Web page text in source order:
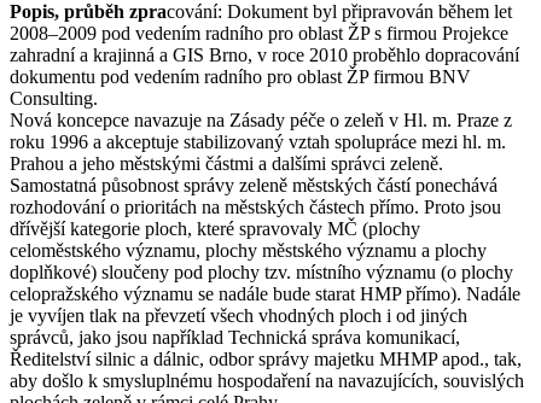
Popis, průběh zpracování: Dokument byl připravován během let
2008–2009 pod vedením radního pro oblast ŽP s firmou Projekce
zahradní a krajinná a GIS Brno, v roce 2010 proběhlo dopracování
dokumentu pod vedením radního pro oblast ŽP firmou BNV
Consulting.
Nová koncepce navazuje na Zásady péče o zeleň v Hl. m. Praze z
roku 1996 a akceptuje stabilizovaný vztah spolupráce mezi hl. m.
Prahou a jeho městskými částmi a dalšími správci zeleně.
Samostatná působnost správy zeleně městských částí ponechává
rozhodování o prioritách na městských částech přímo. Proto jsou
dřívější kategorie ploch, které spravovaly MČ (plochy
celoměstského významu, plochy městského významu a plochy
doplňkové) sloučeny pod plochy tzv. místního významu (o plochy
celopražského významu se nadále bude starat HMP přímo). Nadále
je vyvíjen tlak na převzetí všech vhodných ploch i od jiných
správců, jako jsou například Technická správa komunikací,
Ředitelství silnic a dálnic, odbor správy majetku MHMP apod., tak,
aby došlo k smysluplnému hospodaření na navazujících, souvislých